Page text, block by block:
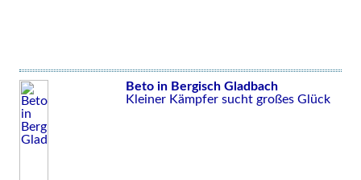
Beto in Bergisch Gladbach
Kleiner Kämpfer sucht großes Glück